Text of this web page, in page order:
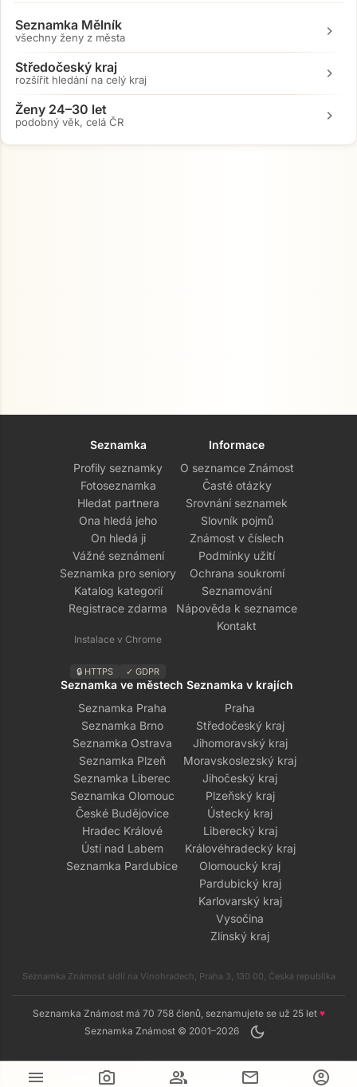
menu camera_alt group mail account_circle
Seznamka Mělník
všechny ženy z města chevron_right
Středočeský kraj
rozšířit hledání na celý kraj chevron_right
Ženy 24–30 let
podobný věk, celá ČR chevron_right
Seznamka
Profily seznamky
Fotoseznamka
Hledat partnera
Ona hledá jeho
On hledá ji
Vážné seznámení
Seznamka pro seniory
Katalog kategorií
Registrace zdarma
Instalace v Chrome
🔒 HTTPS ✓ GDPR
Informace
O seznamce Známost
Časté otázky
Srovnání seznamek
Slovník pojmů
Známost v číslech
Podmínky užití
Ochrana soukromí
Seznamování
Nápověda k seznamce
Kontakt
Seznamka ve městech
Seznamka Praha
Seznamka Brno
Seznamka Ostrava
Seznamka Plzeň
Seznamka Liberec
Seznamka Olomouc
České Budějovice
Hradec Králové
Ústí nad Labem
Seznamka Pardubice
Seznamka v krajích
Praha
Středočeský kraj
Jihomoravský kraj
Moravskoslezský kraj
Jihočeský kraj
Plzeňský kraj
Ústecký kraj
Liberecký kraj
Královéhradecký kraj
Olomoucký kraj
Pardubický kraj
Karlovarský kraj
Vysočina
Zlínský kraj
Seznamka Známost sídlí na Vinohradech, Praha 3, 130 00, Česká republika
Seznamka Známost má 70 758 členů, seznamujete se už 25 let ♥
Seznamka Známost © 2001–2026
dark_mode